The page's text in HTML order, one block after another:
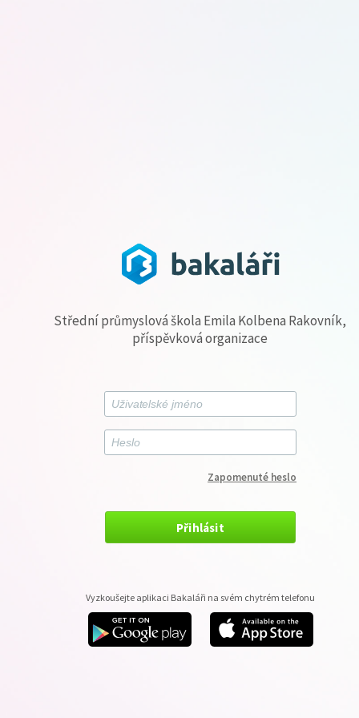
Střední průmyslová škola Emila Kolbena Rakovník,
příspěvková organizace
Zapomenuté heslo
Přihlásit
Vyzkoušejte aplikaci Bakaláři na svém chytrém telefonu